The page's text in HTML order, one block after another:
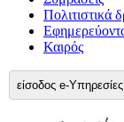
Πολιτιστικά
Καιρός
είσοδος e-Υπηρεσίες